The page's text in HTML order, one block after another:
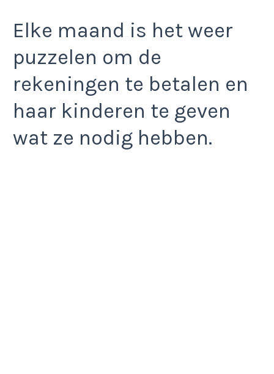
Elke maand is het weer
puzzelen om de
rekeningen te betalen en
haar kinderen te geven
wat ze nodig hebben.